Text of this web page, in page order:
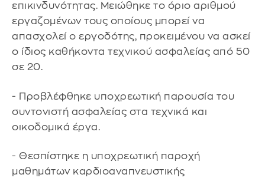
επικινδυνότητας. Μειώθηκε το όριο αριθμού
εργαζομένων τους οποίους μπορεί να
απασχολεί ο εργοδότης, προκειμένου να ασκεί
ο ίδιος καθήκοντα τεχνικού ασφαλείας από 50
σε 20.
- Προβλέφθηκε υποχρεωτική παρουσία του
συντονιστή ασφαλείας στα τεχνικά και
οικοδομικά έργα.
- Θεσπίστηκε η υποχρεωτική παροχή
μαθημάτων καρδιοαναπνευστικής